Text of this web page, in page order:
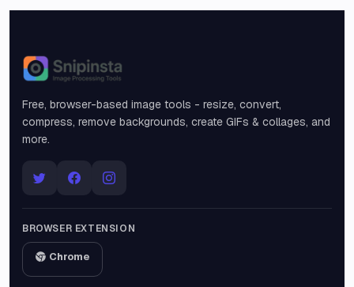
Snipinsta
Free, browser-based image tools - resize, convert,
compress, remove backgrounds, create GIFs & collages, and
more.
BROWSER EXTENSION
Chrome